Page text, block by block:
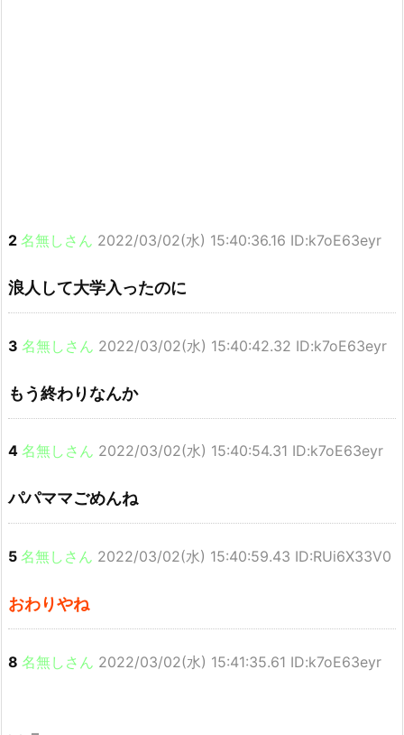
2 名無しさん 2022/03/02(水) 15:40:36.16 ID:k7oE63eyr
浪人して大学入ったのに
3 名無しさん 2022/03/02(水) 15:40:42.32 ID:k7oE63eyr
もう終わりなんか
4 名無しさん 2022/03/02(水) 15:40:54.31 ID:k7oE63eyr
パパママごめんね
5 名無しさん 2022/03/02(水) 15:40:59.43 ID:RUi6X33V0
おわりやね
8 名無しさん 2022/03/02(水) 15:41:35.61 ID:k7oE63eyr